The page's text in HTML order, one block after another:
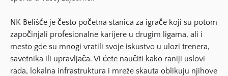
NK Belišće je često početna stanica za igrače koji su potom
započinjali profesionalne karijere u drugim ligama, ali i
mesto gde su mnogi vratili svoje iskustvo u ulozi trenera,
savetnika ili upravljača. Vi ćete naučiti kako raniji uslovi
rada, lokalna infrastruktura i mreže skauta oblikuju njihove